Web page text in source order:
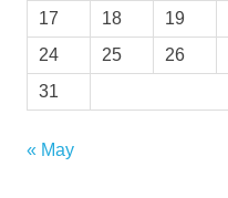
17
18 19
24
25 26
31
« May